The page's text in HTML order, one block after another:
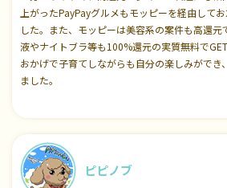
上がったPayPayグルメもモッピーを経由して
した。また、モッピーは美容系の案件も高還
液やナイトブラ等も100%還元の実質無料で
おかげで子育てしながらも自分の楽しみができ
ました。
ピピノブ